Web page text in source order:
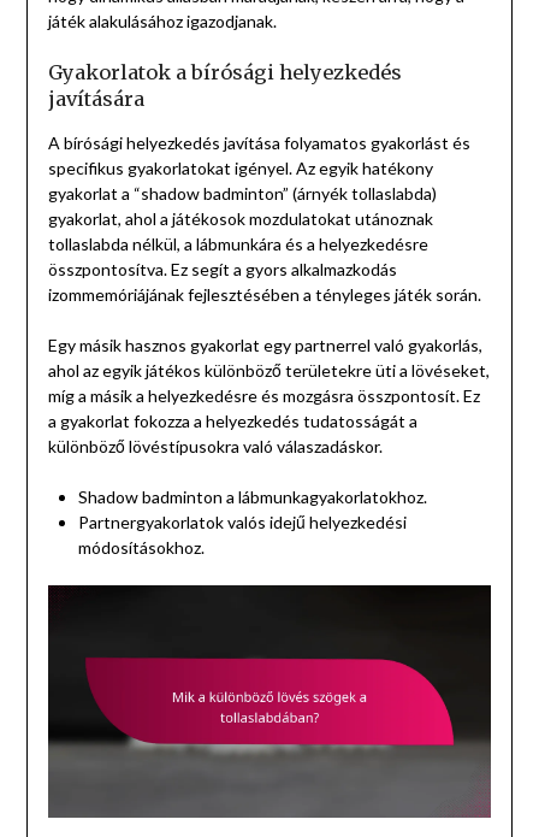
játék alakulásához igazodjanak.
Gyakorlatok a bírósági helyezkedés
javítására
A bírósági helyezkedés javítása folyamatos gyakorlást és
specifikus gyakorlatokat igényel. Az egyik hatékony
gyakorlat a “shadow badminton” (árnyék tollaslabda)
gyakorlat, ahol a játékosok mozdulatokat utánoznak
tollaslabda nélkül, a lábmunkára és a helyezkedésre
összpontosítva. Ez segít a gyors alkalmazkodás
izommemóriájának fejlesztésében a tényleges játék során.
Egy másik hasznos gyakorlat egy partnerrel való gyakorlás,
ahol az egyik játékos különböző területekre üti a lövéseket,
míg a másik a helyezkedésre és mozgásra összpontosít. Ez
a gyakorlat fokozza a helyezkedés tudatosságát a
különböző lövéstípusokra való válaszadáskor.
Shadow badminton a lábmunkagyakorlatokhoz.
Partnergyakorlatok valós idejű helyezkedési
módosításokhoz.